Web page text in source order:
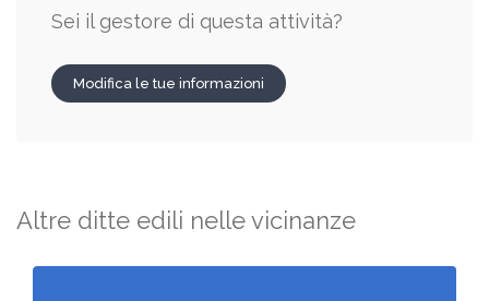
Sei il gestore di questa attività?
Modifica le tue informazioni
Altre ditte edili nelle vicinanze